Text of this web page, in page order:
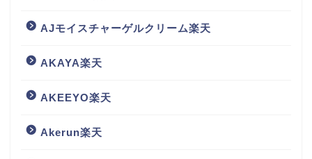
AJモイスチャーゲルクリーム楽天
AKAYA楽天
AKEEYO楽天
Akerun楽天